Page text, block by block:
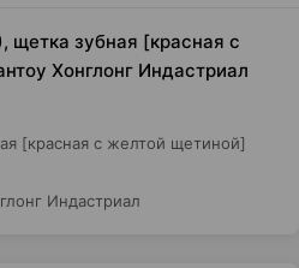
щетка зубная [красная с
Хонглонг Индастриал
[красная с желтой щетиной]
Индастриал